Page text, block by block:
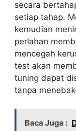
secara
setiap tahap.
kemudian
perlahan
mencegah
test akan
tuning dapat
tanpa
Baca Juga :